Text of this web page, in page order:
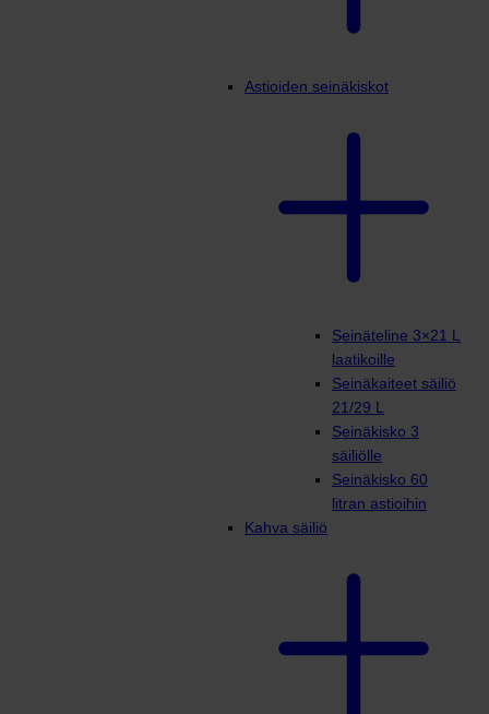
Astioiden seinäkiskot
Seinäteline 3×21 L
laatikoille
Seinäkaiteet säiliö
21/29 L
Seinäkisko 3
säiliölle
Seinäkisko 60
litran astioihin
Kahva säiliö